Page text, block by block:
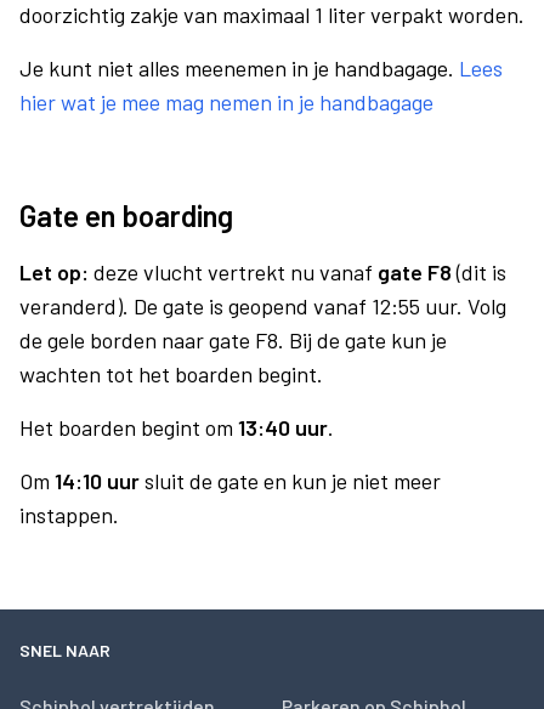
doorzichtig zakje van maximaal 1 liter verpakt worden.
Je kunt niet alles meenemen in je handbagage. Lees
hier wat je mee mag nemen in je handbagage
Gate en boarding
Let op: deze vlucht vertrekt nu vanaf gate F8(dit is
veranderd). De gate is geopend vanaf 12:55 uur. Volg
de gele borden naar gate F8. Bij de gate kun je
wachten tot het boarden begint.
Het boarden begint om 13:40 uur.
Om 14:10 uursluit de gate en kun je niet meer
instappen.
SNEL NAAR